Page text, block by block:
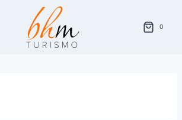
0